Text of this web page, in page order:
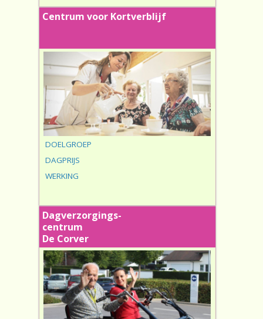
Centrum voor Kortverblijf
DOELGROEP
DAGPRIJS
WERKING
Dagverzorgings-
centrum
De Corver